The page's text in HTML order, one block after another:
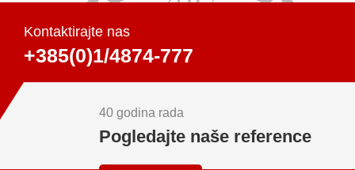
Kontaktirajte nas
+385(0)1/4874-777
40 godina rada
Pogledajte naše reference